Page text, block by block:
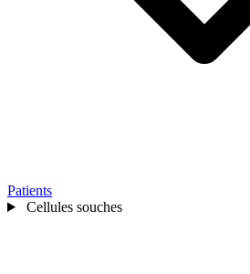
Patients
Cellules souches